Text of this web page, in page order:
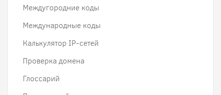
Междугородние коды
Международные коды
Калькулятор IP-сетей
Проверка домена
Глоссарий